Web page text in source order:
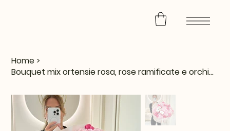
Home >
Bouquet mix ortensie rosa, rose ramificate e orchidea